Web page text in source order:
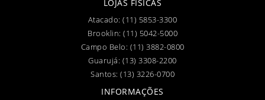
LOJAS FÍSICAS
Atacado:(11) 5853-3300
Brooklin: (11) 5042-5000
Campo Belo: (11) 3882-0800
Guarujá: (13) 3308-2200
Santos: (13) 3226-0700
INFORMAÇÕES